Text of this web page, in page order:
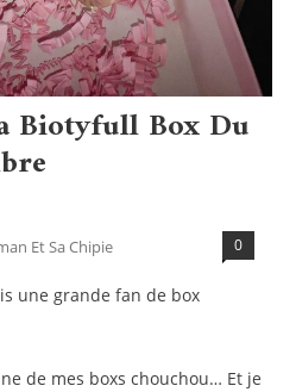
Biotyfull Box Du
Et Sa Chipie 0
une grande fan de box
de mes boxs chouchou… Et je